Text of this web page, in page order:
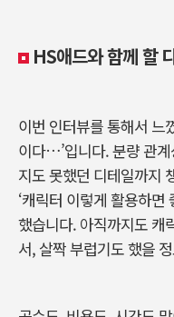
HS애드와함께할
이번 인터뷰를통해서 느
이다…’입니다.분량 관
지도못했던 디테일까지
‘캐릭터 이렇게 활용하면
했습니다. 아직까지도 캐
서, 살짝부럽기도했을